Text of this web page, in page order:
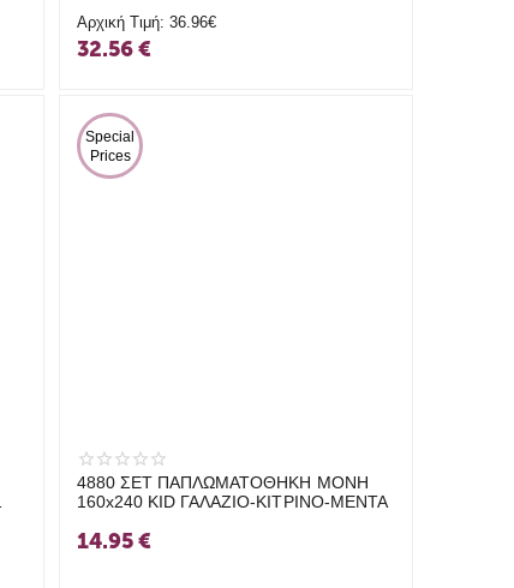
Αρχική Τιμή:36.96€
32.56 €
Special
Prices
4880 ΣΕΤ ΠΑΠΛΩΜΑΤΟΘΗΚΗ ΜΟΝΗ
160x240 KID ΓΑΛΑΖΙΟ-ΚΙΤΡΙΝΟ-ΜΕΝΤΑ
14.95 €